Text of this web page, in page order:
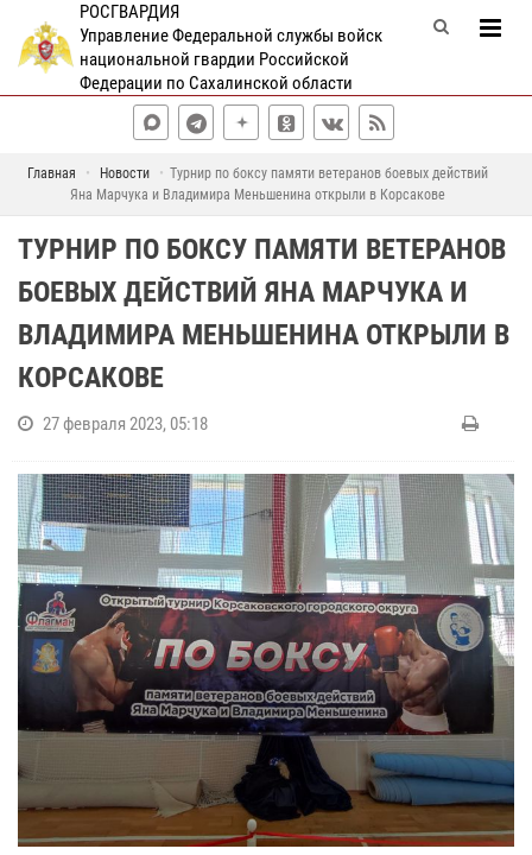
РОСГВАРДИЯ
Управление Федеральной службы войск
национальной гвардии Российской
Федерации по Сахалинской области
Главная Новости
Турнир по боксу памяти ветеранов боевых действий
Яна Марчука и Владимира Меньшенина открыли в Корсакове
ТУРНИР ПО БОКСУ ПАМЯТИ ВЕТЕРАНОВ
БОЕВЫХ ДЕЙСТВИЙ ЯНА МАРЧУКА И
ВЛАДИМИРА МЕНЬШЕНИНА ОТКРЫЛИ В
КОРСАКОВЕ
27 февраля 2023, 05:18